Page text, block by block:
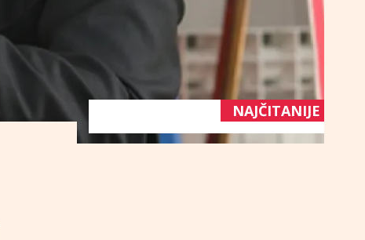
NAJČITANIJE